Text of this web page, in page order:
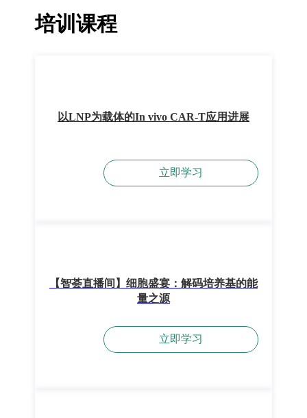
培训课程
以LNP为载体的In vivo CAR-T应用进展
立即学习
【智荟直播间】细胞盛宴：解码培养基的能
量之源
立即学习